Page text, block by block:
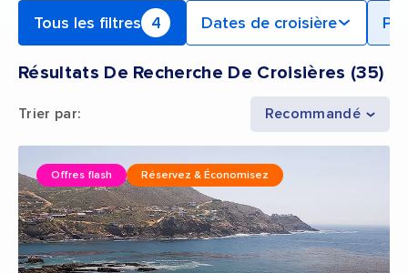
Tous les filtres 4 Dates de croisière
Résultats De Recherche De Croisières (35)
Trier par: Recommandé
Offres flash Réservez & Économisez